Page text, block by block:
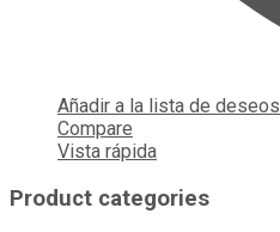
Añadir a la lista de deseos
Compare
Vista rápida
Product categories